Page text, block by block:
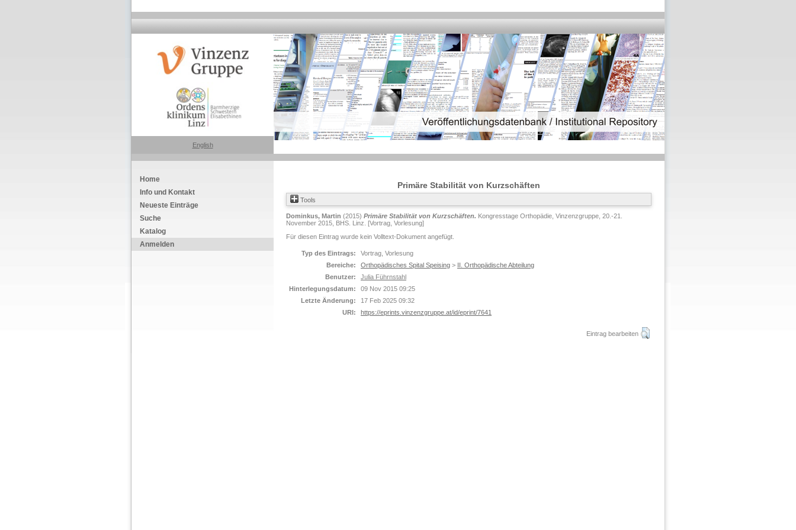
English
Home
Info und Kontakt
Neueste Einträge
Suche
Katalog
Anmelden
Primäre Stabilität von Kurzschäften
Tools
Dominkus, Martin (2015) Primäre Stabilität von Kurzschäften. Kongresstage Orthopädie, Vinzenzgruppe, 20.-21.
November 2015, BHS. Linz. [Vortrag, Vorlesung]
Für diesen Eintrag wurde kein Volltext-Dokument angefügt.
Typ des Eintrags:
Vortrag, Vorlesung
Bereiche:
Orthopädisches Spital Speising > II. Orthopädische Abteilung
Benutzer:
Julia Führnstahl
Hinterlegungsdatum:
09 Nov 2015 09:25
Letzte Änderung:
17 Feb 2025 09:32
URI:
https://eprints.vinzenzgruppe.at/id/eprint/7641
Eintrag bearbeiten